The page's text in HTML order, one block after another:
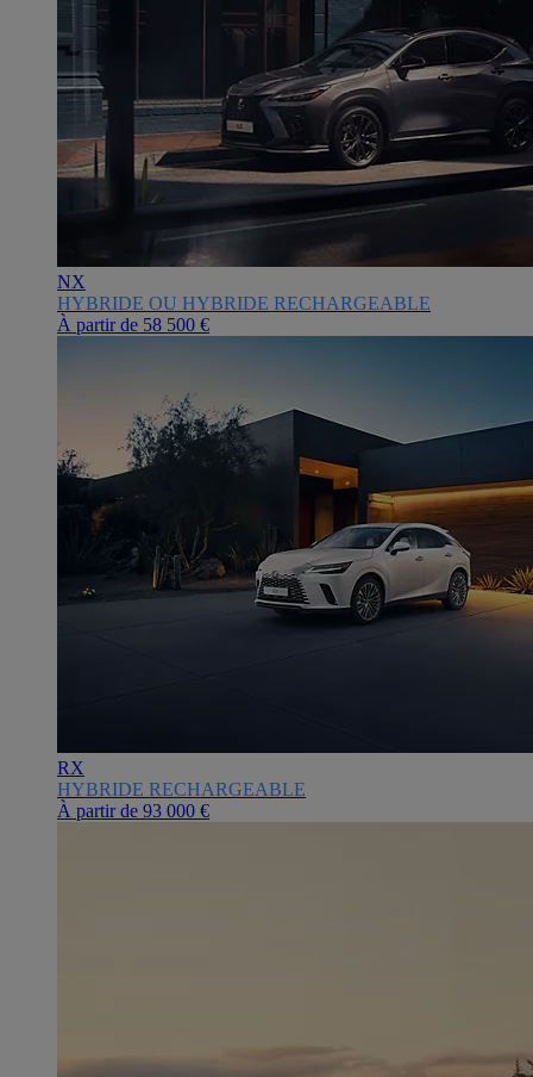
NX
HYBRIDE OU HYBRIDE RECHARGEABLE
À partir de 58 500 €
RX
HYBRIDE RECHARGEABLE
À partir de 93 000 €